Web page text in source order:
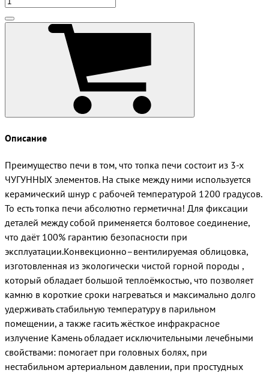
Описание
Преимущество печи в том, что топка печи состоит из 3-х
ЧУГУННЫХ элементов. На стыке между ними используется
керамический шнур с рабочей температурой 1200 градусов.
То есть топка печи абсолютно герметична! Для фиксации
деталей между собой применяется болтовое соединение,
что даёт 100% гарантию безопасности при
эксплуатации.Конвекционно–вентилируемая облицовка,
изготовленная из экологически чистой горной породы ,
который обладает большой теплоёмкостью, что позволяет
камню в короткие сроки нагреваться и максимально долго
удерживать стабильную температуру в парильном
помещении, а также гасить жёсткое инфракрасное
излучение Камень обладает исключительными лечебными
свойствами: помогает при головных болях, при
нестабильном артериальном давлении, при простудных